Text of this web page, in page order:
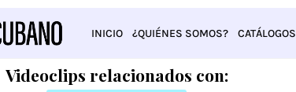
INICIO ¿QUIÉNES SOMOS? CATÁLOGOS
Videoclips relacionados con: